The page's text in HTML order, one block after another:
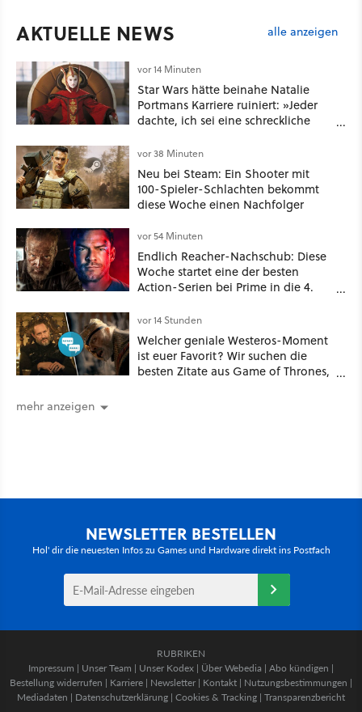
AKTUELLE NEWS alle anzeigen
vor 14 Minuten
Star Wars hätte beinahe Natalie
Portmans Karriere ruiniert: »Jeder
dachte, ich sei eine schreckliche
vor 38 Minuten
Neu bei Steam: Ein Shooter mit
100-Spieler-Schlachten bekommt
diese Woche einen Nachfolger
vor 54 Minuten
Endlich Reacher-Nachschub: Diese
Woche startet eine der besten
Action-Serien bei Prime in die 4.
vor 14 Stunden
Welcher geniale Westeros-Moment
ist euer Favorit? Wir suchen die
besten Zitate aus Game of Thrones,
mehr anzeigen
NEWSLETTER BESTELLEN
Hol' dir die neuesten Infos zu Games und Hardware direkt ins Postfach
RUBRIKEN
Impressum | Unser Team | Unser Kodex | Über Webedia | Abo kündigen |
Bestellung widerrufen | Karriere | Newsletter | Kontakt | Nutzungsbestimmungen |
Mediadaten | Datenschutzerklärung | Cookies & Tracking | Transparenzbericht